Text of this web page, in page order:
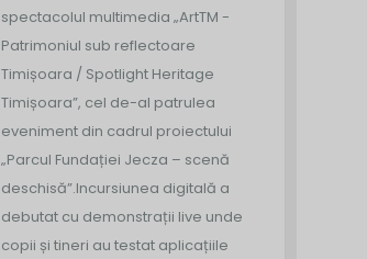
spectacolul multimedia „ArtTM -
Patrimoniul sub reflectoare
Timișoara / Spotlight Heritage
Timișoara”, cel de-al patrulea
eveniment din cadrul proiectului
„Parcul Fundației Jecza – scenă
deschisă”.Incursiunea digitală a
debutat cu demonstrații live unde
copii și tineri au testat aplicațiile